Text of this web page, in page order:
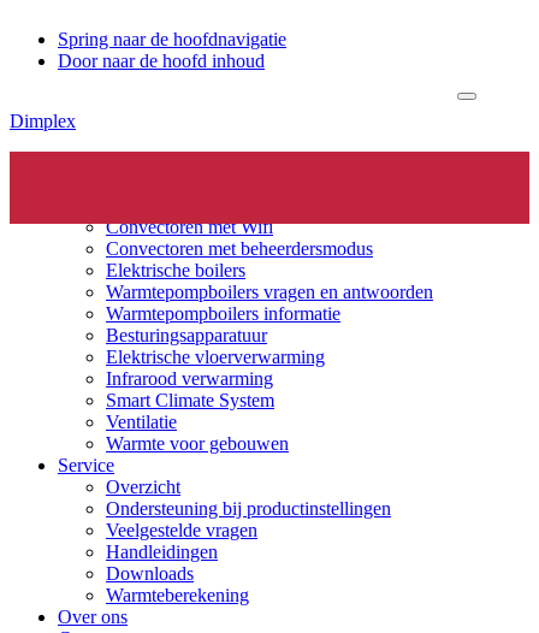
Spring naar de hoofdnavigatie
Door naar de hoofd inhoud
Dimplex
Convectoren met Wifi
Convectoren met beheerdersmodus
Elektrische boilers
Warmtepompboilers vragen en antwoorden
Warmtepompboilers informatie
Besturingsapparatuur
Elektrische vloerverwarming
Infrarood verwarming
Smart Climate System
Ventilatie
Warmte voor gebouwen
Service
Overzicht
Ondersteuning bij productinstellingen
Veelgestelde vragen
Handleidingen
Downloads
Warmteberekening
Over ons